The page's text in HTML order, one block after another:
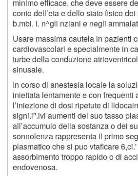
minimo efficace, che deve essere
conto dell’eta e dello stato fisico
b.mbi. i. n^gli nziani e negli
Usare massima cautela in pazienti
cardiovascolari e specialmente in
turbe della conduzione
sinusale.
In corso di anestesia locale la
iniettata lentamente e con frequenti
l’iniezione di dosi ripetute di
signi.i''.ivi aumenti del suo tasso
all’accumulo della sostanza o dei
sonnolenza rappresenta il primo
plasmatico che si puo vtaficare
assorbimento troppo rapido o di
endovenosa.